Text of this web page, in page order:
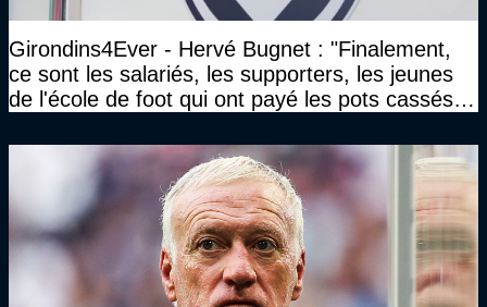
Girondins4Ever - Hervé Bugnet : "Finalement,
ce sont les salariés, les supporters, les jeunes
de l'école de foot qui ont payé les pots cassés